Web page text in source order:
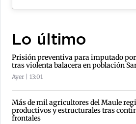
Lo último
Prisión preventiva para imputado
tras violenta balacera en población
Ayer | 13:01
Más de mil agricultores del Maule
productivos y estructurales tras
frontales